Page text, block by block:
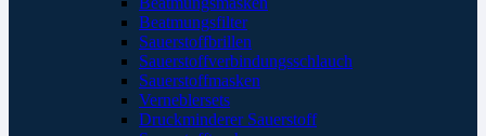
Beatmungsfilter
Sauerstoffbrillen
Sauerstoffverbindungsschlauch
Sauerstoffmasken
Verneblersets
Druckminderer Sauerstoff